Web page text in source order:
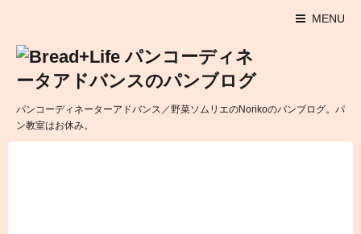
MENU
パンコーディネーターアドバンス／野菜ソムリエのNorikoのパンブログ。パ
ン教室はお休み。